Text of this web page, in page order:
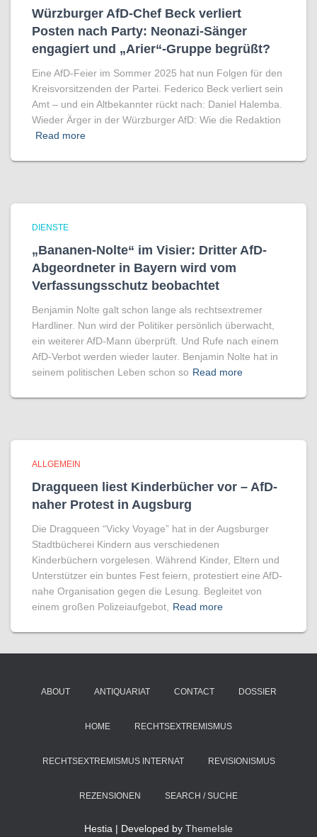
Würzburger AfD-Chef Beck verliert
Posten nach Party: Neonazi-Sänger
engagiert und „Arier“-Gruppe begrüßt?
Eine AfD-Feier im Sommer 2025 hat nun Folgen für den
Kreisvorsitzenden der Partei. Federico Beck verliert sein
Amt – und ein Altbekannter rückt nach: Daniel Halemba.
Wieder Ärger in der Würzburger AfD: Wie die Redaktion
Read more
DIENSTE
„Bananen-Nolte“ im Visier: Dritter AfD-
Abgeordneter in Bayern wird vom
Verfassungsschutz beobachtet
Benjamin Nolte galt schon lange als rechtsextremer
Hardliner. Nun wird der Politiker persönlich überwacht,
ein weiterer AfD-Mann überprüft. Und Rufe nach einem
AfD-Verbot werden wieder lauter. Benjamin Nolte hat in
seinem politischen Leben schon so Read more
ALLGEMEIN
Dragqueen liest Kinderbücher vor – AfD-
naher Protest in Augsburg
Die Dragqueen “Vicky Voyage” hat in der Augsburger
Stadtbücherei Kindern aus verschiedenen
Kinderbüchern vorgelesen. Während Kinder, Eltern und
Unterstützer ein buntes Fest feiern, protestiert eine AfD-
nahe Organisation gegen die Lesung. Begleitet von
einem großen Polizeiaufgebot,
Read more
ABOUT ANTIQUARIAT CONTACT DOSSIER
HOME RECHTSEXTREMISMUS
RECHTSEXTREMISMUS INTERNAT REVISIONISMUS
REZENSIONEN SEARCH / SUCHE
Hestia | Developed by ThemeIsle